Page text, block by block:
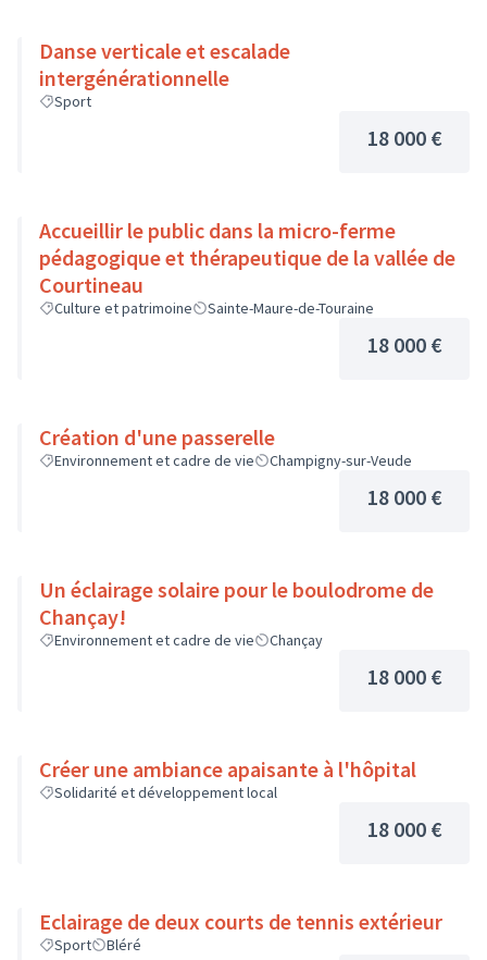
Danse verticale et escalade
intergénérationnelle
Sport
18 000 €
Accueillir le public dans la micro-ferme
pédagogique et thérapeutique de la vallée de
Courtineau
Culture et patrimoine Sainte-Maure-de-Touraine
18 000 €
Création d'une passerelle
Environnement et cadre de vie Champigny-sur-Veude
18 000 €
Un éclairage solaire pour le boulodrome de
Chançay!
Environnement et cadre de vie Chançay
18 000 €
Créer une ambiance apaisante à l'hôpital
Solidarité et développement local
18 000 €
Eclairage de deux courts de tennis extérieur
Sport Bléré